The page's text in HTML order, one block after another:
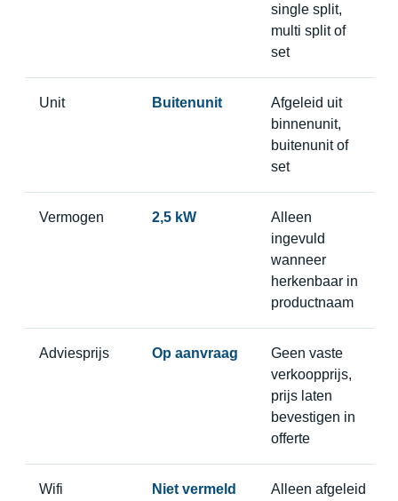
single split,
multi split of
set
Unit Buitenunit
Afgeleid uit
binnenunit,
buitenunit of
set
Vermogen 2,5 kW
Alleen
ingevuld
wanneer
herkenbaar in
productnaam
Adviesprijs Op aanvraag
Geen vaste
verkoopprijs,
prijs laten
bevestigen in
offerte
Wifi
Niet vermeld
Alleen afgeleid